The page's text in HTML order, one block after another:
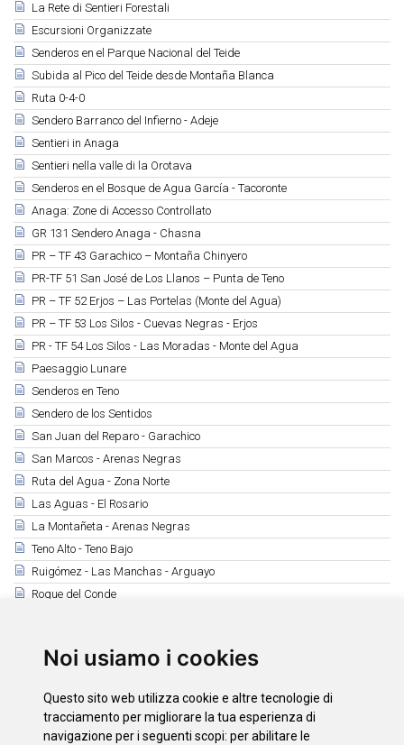
Noi usiamo i cookies
Questo sito web utilizza cookie e altre tecnologie di
tracciamento per migliorare la tua esperienza di
navigazione per i seguenti scopi: per abilitare le
La Rete di Sentieri Forestali
Escursioni Organizzate
Senderos en el Parque Nacional del Teide
Subida al Pico del Teide desde Montaña Blanca
Ruta 0-4-0
Sendero Barranco del Infierno - Adeje
Sentieri in Anaga
Sentieri nella valle di la Orotava
Senderos en el Bosque de Agua García - Tacoronte
Anaga: Zone di Accesso Controllato
GR 131 Sendero Anaga - Chasna
PR – TF 43 Garachico – Montaña Chinyero
PR-TF 51 San José de Los Llanos – Punta de Teno
PR – TF 52 Erjos – Las Portelas (Monte del Agua)
PR – TF 53 Los Silos - Cuevas Negras - Erjos
PR - TF 54 Los Silos - Las Moradas - Monte del Agua
Paesaggio Lunare
Senderos en Teno
Sendero de los Sentidos
San Juan del Reparo - Garachico
San Marcos - Arenas Negras
Ruta del Agua - Zona Norte
Las Aguas - El Rosario
La Montañeta - Arenas Negras
Teno Alto - Teno Bajo
Ruigómez - Las Manchas - Arguayo
Roque del Conde
Camino Real de Fasnia
Observación de Aves